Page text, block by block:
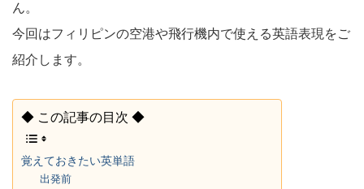
ん。
今回はフィリピンの空港や飛行機内で使える英語表現をご
紹介します。
◆ この記事の目次 ◆
覚えておきたい英単語
出発前